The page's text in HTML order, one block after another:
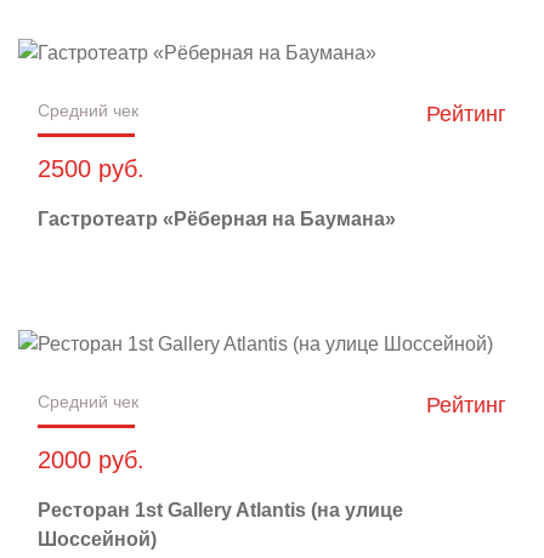
Средний чек
2500 руб.
Рейтинг
Гастротеатр «Рёберная на Баумана»
Средний чек
2000 руб.
Рейтинг
Ресторан 1st Gallery Atlantis (на улице
Шоссейной)